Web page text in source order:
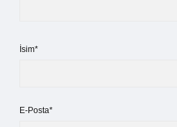
İsim*
E-Posta*